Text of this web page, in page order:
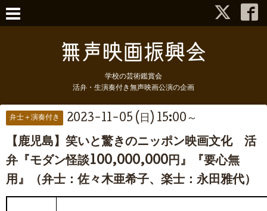
学校の芸術鑑賞会
活弁・生演奏付き無声映画公演の企画
弁士＋演奏付き 2023-11-05 (日) 15:00～
【鹿児島】笑いと驚きのニッポン映画文化 活
弁『モダン怪談100,000,000円』『要心無
用』（弁士：佐々木亜希子、楽士：永田雅代）